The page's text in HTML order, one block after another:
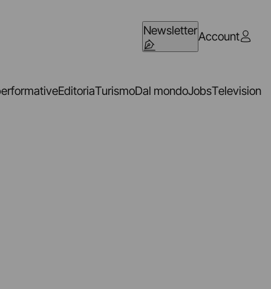
NewsletterAccount
EditoriaTurismoDal mondoJobsTelevision